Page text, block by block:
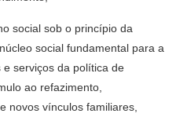
social sob o princípio da
social fundamental para a
serviços da política de
ao refazimento,
novos vínculos familiares,